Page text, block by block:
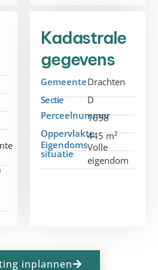
Kadastrale
gegevens
GemeenteDrachten
Sectie
D
Perceelnummer
1658
Oppervlakte445 m²
Eigendoms
situatie
Volle
eigendom
inplannen